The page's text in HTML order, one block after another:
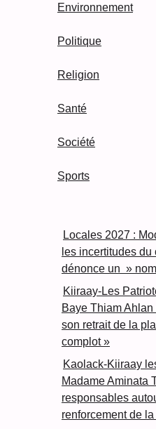
Environnement
Politique
Religion
Santé
Société
Sports
Locales 2027 :
les incertitudes
dénonce un »
Kiiraay-Les
Baye Thiam
son retrait de la
complot »
Kaolack-Kiiraay
Madame Aminata
responsables
renforcement de